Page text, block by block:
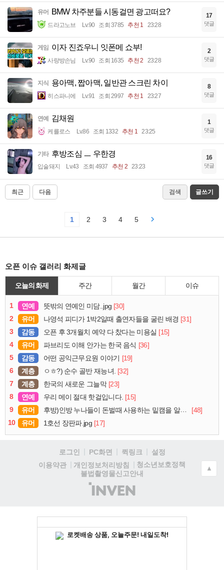
유머 BMW 차주분들 시동걸면 광고떠요?
드라고노브 Lv.90 조회 3785 추천 1 23:28
17
댓글
게임 이자 진죠우니 잇폰메 쇼부!
사랑방손님 Lv.90 조회 1635 추천 2 23:28
2
댓글
지식 용아맥, 짭아맥, 일반관 스크린 차이
히스파니에 Lv.91 조회 2997 추천 1 23:27
8
댓글
연예 김채원
케를로스 Lv.86 조회 1332 추천 1 23:25
1
댓글
기타 후방조심 ㅡ 우한경
입술돼지 Lv.43 조회 4937 추천 2 23:23
16
댓글
최근 다음 검색 글쓰기
1 2 3 4 5
오픈 이슈 갤러리 화제글
오늘의 화제 주간 월간 이슈
1 연예 뜻밖의 연예인 미담..jpg [30]
2
유머 나영석 피디가 1박2일때 출연자들을 굴린 배경 [31]
3
감동 오픈 후 3개월치 예약 다 찼다는 미용실 [15]
4
유머 파브리도 이해 안가는 한국 음식 [36]
5
감동 어떤 공익근무요원 이야기 [19]
6
계층 ㅇㅎ?) 순수 골반 재능녀. [32]
7
계층 한국의 새로운 그늘막 [23]
8
연예 우리 메이 절대 핫걸입니다. [15]
9
유머 후방)인방 누나들이 돈벌때 사용하는 밑캠을 알아보자
[48]
10
유머 1호선 장판파.jpg [17]
로그인 PC화면 퀵링크
설정
이용약관
개인정보처리방침
청소년보호정책
불법촬영물신고안내
(주)
인
▲